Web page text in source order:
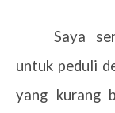
Saya
untuk peduli
yang kurang